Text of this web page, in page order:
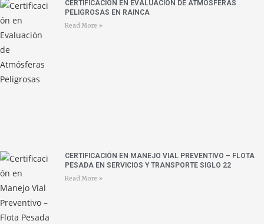
CERTIFICACIÓN EN EVALUACIÓN DE ATMÓSFERAS
PELIGROSAS EN RAINCA
Read More »
CERTIFICACIÓN EN MANEJO VIAL PREVENTIVO – FLOTA
PESADA EN SERVICIOS Y TRANSPORTE SIGLO 22
Read More »